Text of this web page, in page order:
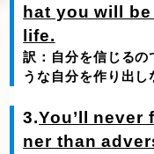
hat you will
life.
訳：自分を信じるの
うな自分を作り出し
3.You’ll never
ner than